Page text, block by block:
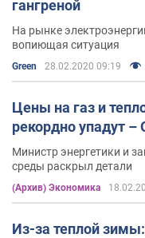
гангреной
На рынке
вопиющая ситуация
Green 28.02.2020 09:19
Цены на газ и
рекордно упадут
Министр энергетики и
среды раскрыл детали
(Архив) Экономика
Из-за теплой